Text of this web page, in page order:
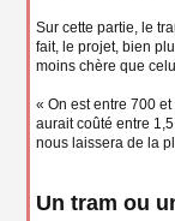
Sur cette partie, le
fait, le projet, bien
moins chère que
« On est entre 700
aurait coûté entre
nous laissera de la
Un tram ou